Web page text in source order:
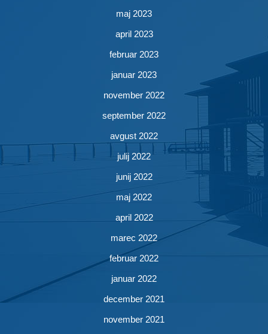
maj 2023
april 2023
februar 2023
januar 2023
november 2022
september 2022
avgust 2022
julij 2022
junij 2022
maj 2022
april 2022
marec 2022
februar 2022
januar 2022
december 2021
november 2021